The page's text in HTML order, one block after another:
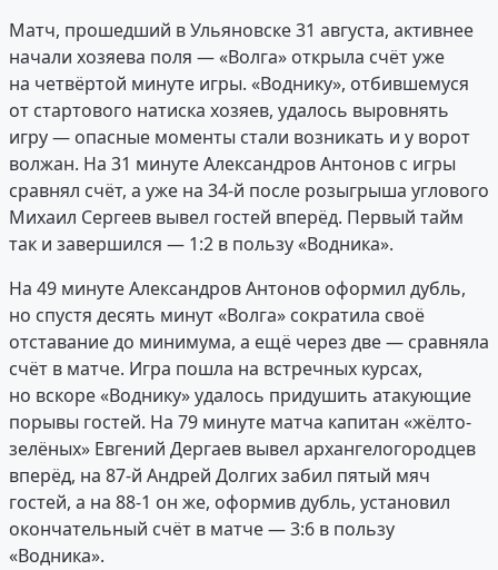
Матч, прошедший в Ульяновске 31 августа, активнее
начали хозяева поля — «Волга» открыла счёт уже
на четвёртой минуте игры. «Воднику», отбившемуся
от стартового натиска хозяев, удалось выровнять
игру — опасные моменты стали возникать и у ворот
волжан. На 31 минуте Александров Антонов с игры
сравнял счёт, а уже на 34-й после розыгрыша углового
Михаил Сергеев вывел гостей вперёд. Первый тайм
так и завершился — 1:2 в пользу «Водника».
На 49 минуте Александров Антонов оформил дубль,
но спустя десять минут «Волга» сократила своё
отставание до минимума, а ещё через две — сравняла
счёт в матче. Игра пошла на встречных курсах,
но вскоре «Воднику» удалось придушить атакующие
порывы гостей. На 79 минуте матча капитан «жёлто-
зелёных» Евгений Дергаев вывел архангелогородцев
вперёд, на 87-й Андрей Долгих забил пятый мяч
гостей, а на 88-1 он же, оформив дубль, установил
окончательный счёт в матче — 3:6 в пользу
«Водника».